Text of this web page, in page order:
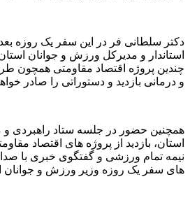
دکتر سلطانی فر در این سفر یک روزه
استاندار و مدیرکل ورزش و جوانان
چندین پروژه اقتصاد مقاومتی همچون
و درمانی بازدید و دستوراتی را صادر
همچنین حضور در جلسه ستاد راهبردی و
استان، بازدید از پروژه های اقتصاد
نیمه تمام ورزشی و گفتگوی خبری با صدا
های سفر یک روزه وزیر ورزش و